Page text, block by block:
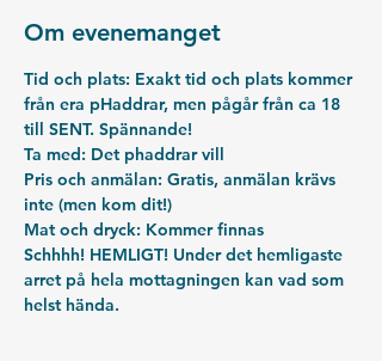
Om evenemanget
Tid och plats: Exakt tid och plats kommer
från era pHaddrar, men pågår från ca 18
till SENT. Spännande!
Ta med: Det phaddrar vill
Pris och anmälan: Gratis, anmälan krävs
inte (men kom dit!)
Mat och dryck: Kommer finnas
Schhhh! HEMLIGT! Under det hemligaste
arret på hela mottagningen kan vad som
helst hända.